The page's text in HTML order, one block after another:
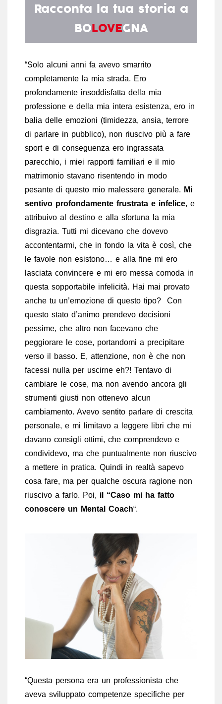
Racconta la tua storia a
BOLOVEGNA
“Solo alcuni anni fa avevo smarrito
completamente la mia strada. Ero
profondamente insoddisfatta della mia
professione e della mia intera esistenza, ero in
balia delle emozioni (timidezza, ansia, terrore
di parlare in pubblico), non riuscivo più a fare
sport e di conseguenza ero ingrassata
parecchio, i miei rapporti familiari e il mio
matrimonio stavano risentendo in modo
pesante di questo mio malessere generale. Mi
sentivo profondamente frustrata e infelice, e
attribuivo al destino e alla sfortuna la mia
disgrazia. Tutti mi dicevano che dovevo
accontentarmi, che in fondo la vita è così, che
le favole non esistono… e alla fine mi ero
lasciata convincere e mi ero messa comoda in
questa sopportabile infelicità. Hai mai provato
anche tu un’emozione di questo tipo? Con
questo stato d’animo prendevo decisioni
pessime, che altro non facevano che
peggiorare le cose, portandomi a precipitare
verso il basso. E, attenzione, non è che non
facessi nulla per uscirne eh?! Tentavo di
cambiare le cose, ma non avendo ancora gli
strumenti giusti non ottenevo alcun
cambiamento. Avevo sentito parlare di crescita
personale, e mi limitavo a leggere libri che mi
davano consigli ottimi, che comprendevo e
condividevo, ma che puntualmente non riuscivo
a mettere in pratica. Quindi in realtà sapevo
cosa fare, ma per qualche oscura ragione non
riuscivo a farlo. Poi, il “Caso mi ha fatto
conoscere un Mental Coach“.
“Questa persona era un professionista che
aveva sviluppato competenze specifiche per